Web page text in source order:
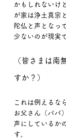
かもしれないけ
が家は浄土真宗
陀仏と声となっ
少ないのが現実
（皆さまは南
すか？）
これは例えるな
お父さん（パパ
声にしているか
す。